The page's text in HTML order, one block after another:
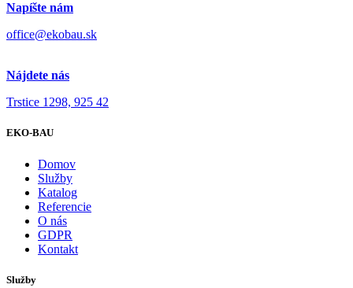
Napíšte nám
office@ekobau.sk
Nájdete nás
Trstice 1298, 925 42
EKO-BAU
Domov
Služby
Katalog
Referencie
O nás
GDPR
Kontakt
Služby